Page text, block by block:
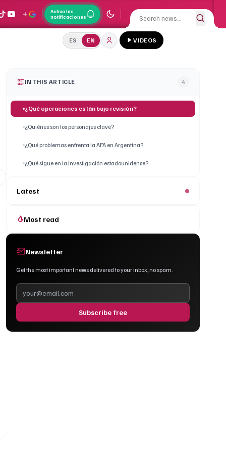
Activa las
notificaciones
ES EN VIDEOS
IN THIS ARTICLE 4
¿Qué operaciones están bajo revisión?
¿Quiénes son los personajes clave?
¿Qué problemas enfrenta la AFA en Argentina?
¿Qué sigue en la investigación estadounidense?
Latest
Most read
Newsletter
Get the most important news delivered to your inbox, no spam.
Subscribe free